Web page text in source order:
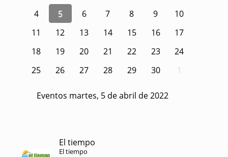
4
5 6 7 8 9
10
11
12 13 14 15 16
17
18
19 20 21 22 23
24
25
26 27 28 29 30 1
Eventos martes, 5 de abril de 2022
El tiempo
El tiempo